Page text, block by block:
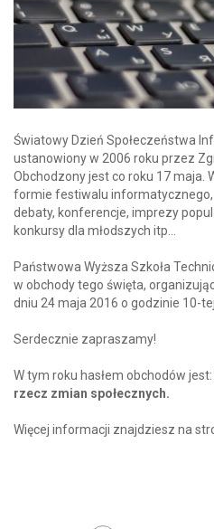
Światowy Dzień Społeczeństwa
ustanowiony w 2006 roku przez
Obchodzony jest co roku 17 maja.
formie festiwalu
debaty, konferencje, imprezy
konkursy dla młodszych itp…
Państwowa Wyższa Szkoła
w obchody tego święta,
dniu 24 maja 2016 o godzinie 10-tej.
Serdecznie zapraszamy!
W tym roku hasłem obchodów jest:
rzecz zmian społecznych.
Więcej informacji znajdziesz na